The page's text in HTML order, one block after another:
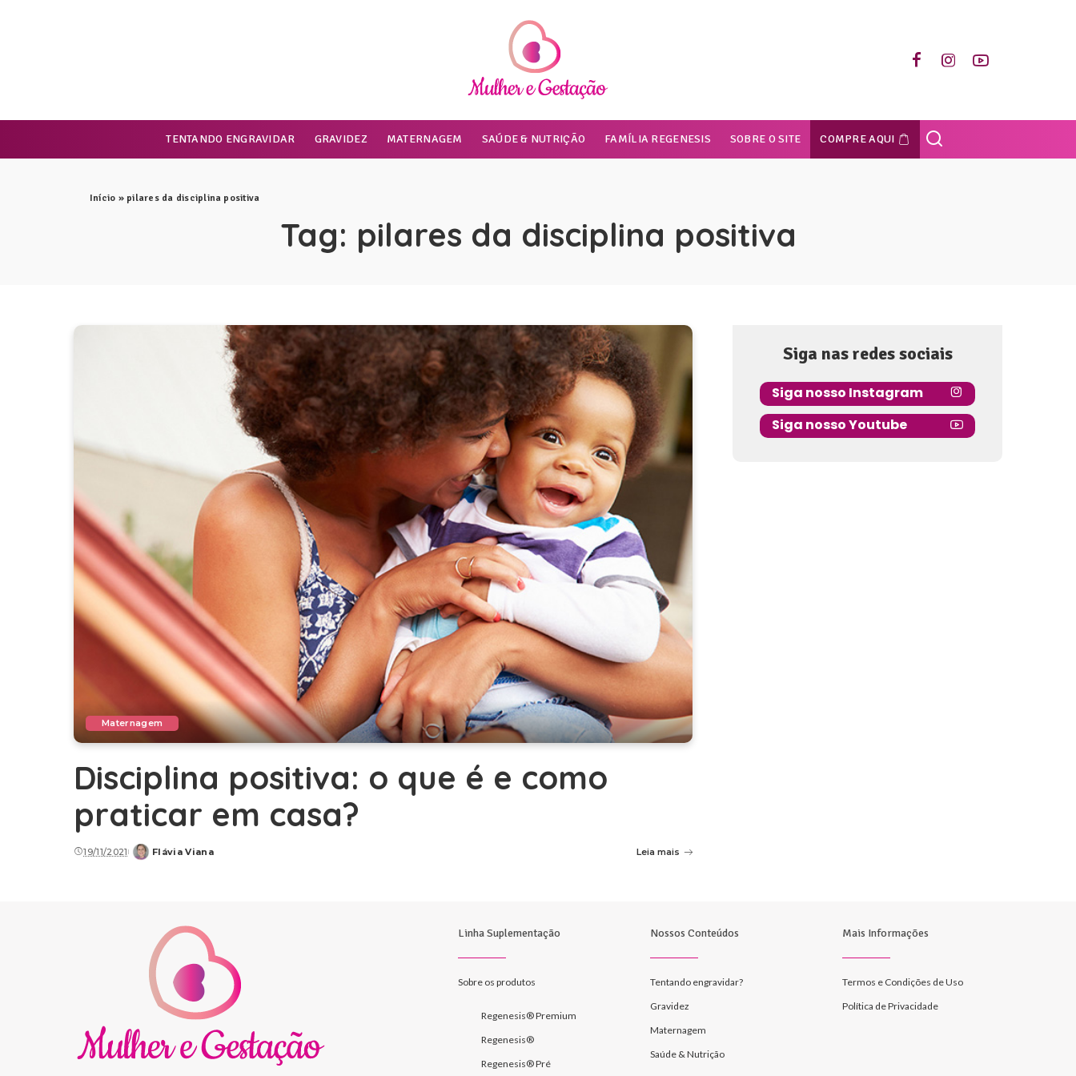
TENTANDO ENGRAVIDAR GRAVIDEZ MATERNAGEM SAÚDE & NUTRIÇÃO FAMÍLIA REGENESIS SOBRE O SITE COMPRE AQUI
Início » pilares da disciplina positiva
Tag: pilares da disciplina positiva
Maternagem
Disciplina positiva: o que é e como
praticar em casa?
19/11/2021
Posted
Flávia Viana Leia mais
Siga nas redes sociais
Siga nosso Instagram
Siga nosso Youtube
Linha Suplementação
Sobre os produtos
Regenesis® Premium
Regenesis®
Regenesis® Pré
Nossos Conteúdos
Tentando engravidar?
Gravidez
Maternagem
Saúde & Nutrição
Mais Informações
Termos e Condições de Uso
Política de Privacidade